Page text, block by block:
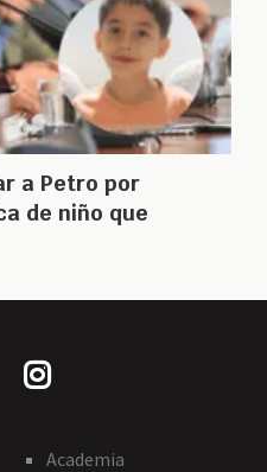
a Petro por
de niño que
Academia